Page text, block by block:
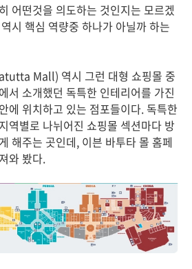
어떤것을 의도하는 것인지는 모르겠
시 핵심 역량중 하나가 아닐까 하는
Mall) 역시 그런 대형 쇼핑몰 중
서 소개했던 독특한 인테리어를 가진
에 위치하고 있는 점포들이다. 독특한
역별로 나뉘어진 쇼핑몰 섹션마다 방
해주는 곳인데, 이븐 바투타 몰 홈페
와 봤다.